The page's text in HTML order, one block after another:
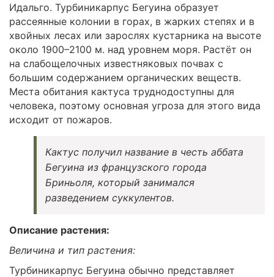
Идальго. Турбиникарпус Бегуина образует
рассеянные колонии в горах, в жарких степях и в
хвойных лесах или зарослях кустарника на высоте
около 1900–2100 м. над уровнем моря. Растёт он
на слабощелочных известняковых почвах с
большим содержанием органических веществ.
Места обитания кактуса труднодоступны для
человека, поэтому основная угроза для этого вида
исходит от пожаров.
Кактус получил название в честь аббата
Бегуина из французского города
Бриньоля, который занимался
разведением суккулентов.
Описание растения:
Величина и тип растения:
Турбиникарпус Бегуина обычно представляет